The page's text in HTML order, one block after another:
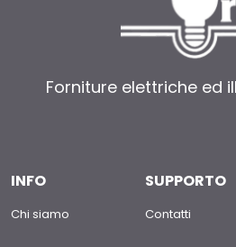
Forniture elettriche ed
INFO
Chi siamo
SUPPORTO
Contatti